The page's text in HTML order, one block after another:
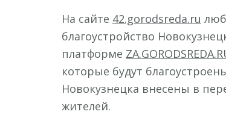
На сайте 42.gorodsreda.ru
благоустройство
платформе
которые будут
Новокузнецка внесены в
жителей.